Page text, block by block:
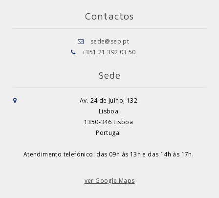
Contactos
sede@sep.pt
+351 21 392 03 50
Sede
Av. 24 de Julho, 132
Lisboa
1350-346 Lisboa
Portugal
Atendimento telefónico: das 09h às 13h e das 14h às 17h.
ver Google Maps